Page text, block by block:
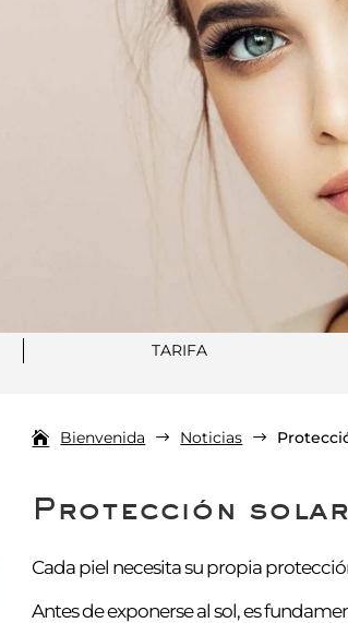
TARIFA
Bienvenida $ Noticias $
Protección
Cada piel necesita su propia
Antes de exponerse al sol, es